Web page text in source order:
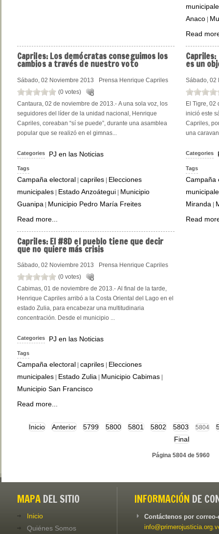
Anaco|
Read
Capriles:Los demócratas conseguimos los
cambios a través de nuestro voto
Sábado, 02 Noviembre 2013
Prensa Henrique Capriles
(0 votes)
Cantaura, 02 de noviembre de 2013.- A una sola voz, los
seguidores del líder de la unidad nacional, Henrique
Capriles, coreaban “sí se puede”, durante una asamblea
popular que se realizó en el gimnas...
Categories PJ en las Noticias
Tags
Campaña electoral | capriles | Elecciones
municipales | Estado Anzoátegui | Municipio
Guanipa | Municipio Pedro María Freites
Read more...
Capriles:
es un
Sábado, 02
El Tigre, 02
inició este
Capriles,
una
Categories
Tags
Campaña
Miranda |
Read
Capriles:El #8D el pueblo tiene que decir
que no quiere más crisis
Sábado, 02 Noviembre 2013
Prensa Henrique Capriles
(0 votes)
Cabimas, 01 de noviembre de 2013.- Al final de la tarde,
Henrique Capriles arribó a la Costa Oriental del Lago en el
estado Zulia, para encabezar una multitudinaria
concentración. Desde el municipio ...
Categories PJ en las Noticias
Tags
Campaña electoral capriles
Elecciones
municipales
Estado Zulia Municipio Cabimas
Municipio San Francisco
Read more...
Inicio Anterior 5799 5800 5801 5802 5803 5804
Final
Página 5804 de 5960
MAPA DEL SITIO
Inicio
Quiénes Somos
INFORMACIÓN DE
Contáctenos por